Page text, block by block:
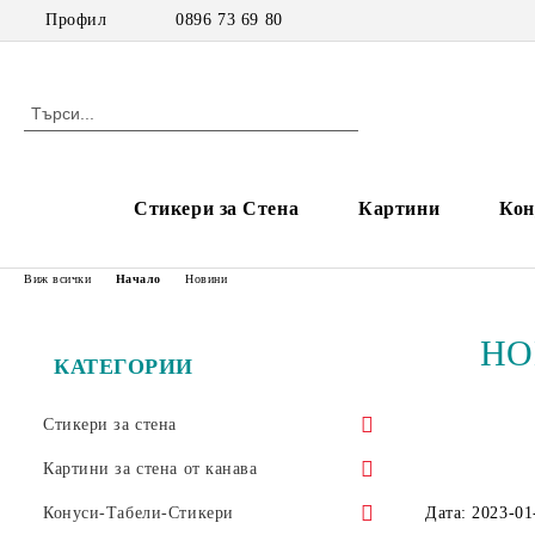
Профил 0896 73 69 80
Стикери за Стена Картини
КАТЕГОРИИ
Стикери за стена
Детски стикери
Стикери за момичета
Цветя и Орнаменти
Картини за стена от канава
Картини с Цветя
Конуси-Табели-Стикери
Виж всички Начало Новини
Дата: 2023-